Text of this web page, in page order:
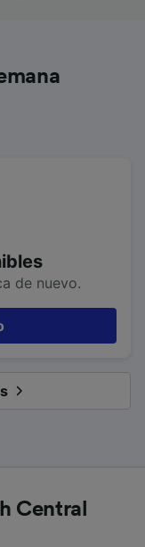
de nuevo.
Central